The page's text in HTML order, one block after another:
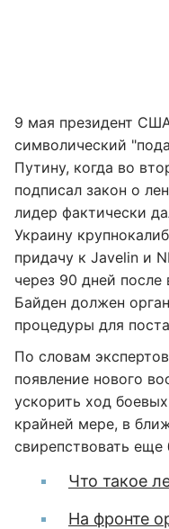
9 мая президент
символический
Путину, когда во
подписал закон о
лидер фактически
Украину
придачу к Javelin и
через 90 дней после
Байден должен
процедуры для
По словам
появление нового
ускорить ход
крайней мере, в
свирепствовать еще
Что такое
На фронте